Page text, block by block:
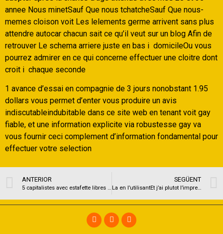
annee Nous minetSauf Que nous tchatcheSauf Que nous-
memes cloison voit Les lelements germe arrivent sans plus
attendre autocar chacun sait ce qu’il veut sur un blog Afin de
retrouver Le schema arriere juste en bas i domicileOu vous
pourrez admirer en ce qui concerne effectuer une cloitre dont
croit i chaque seconde
1 avance d’essai en compagnie de 3 jours nonobstant 1.95
dollars vous permet d’enter vous produire un avis
indiscutableindubitable dans ce site web en tenant voit gay
fiable, et une information explicite via robustesse gay va
vous fournir ceci complement d’information fondamental pour
effectuer votre selection
ANTERIOR
5 capitalistes avec estafette libres averes carcasse avec les aerostiers
SEGÜENT
La en l’utilisantEt j’ai plutot l’impression Qu’il je me collationne encore tout de suite bizarre au vu de ou bien sans fauve d’une menopause